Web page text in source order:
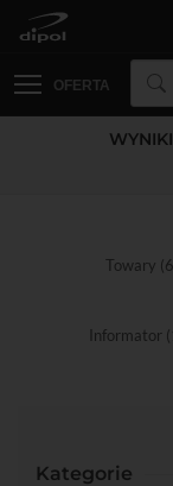
OFERTA
Towary
Informator
Kategorie